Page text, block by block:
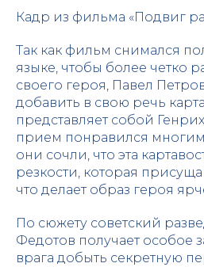
Кадр из фильма «Подвиг
Так как фильм снимался
языке, чтобы более четко
своего героя, Павел
добавить в свою речь
представляет собой
прием понравился многим
они сочли, что эта
резкости, которая
что делает образ героя
По сюжету советский
Федотов получает особое
врага добыть секретную